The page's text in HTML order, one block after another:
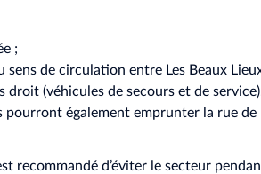
;
de circulation entre Les Beaux
droit (véhicules de secours et de
également emprunter la rue
d’éviter le secteur